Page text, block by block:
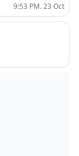
9:53 PM. 23 Oct